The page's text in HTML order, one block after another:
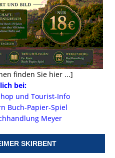
finden Sie hier ...]
bei:
und Tourist-Info
Buch-Papier-Spiel
Meyer
SKIRBENT